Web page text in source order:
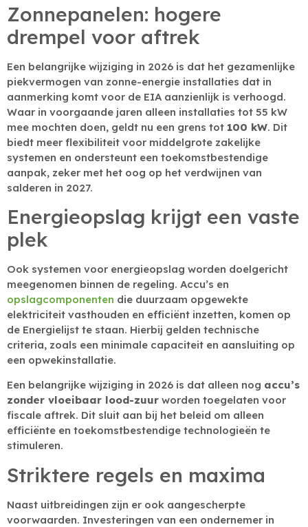
Zonnepanelen: hogere
drempel voor aftrek
Een belangrijke wijziging in 2026 is dat het gezamenlijke
piekvermogen van zonne-energie installaties dat in
aanmerking komt voor de EIA aanzienlijk is verhoogd.
Waar in voorgaande jaren alleen installaties tot 55 kW
mee mochten doen, geldt nu een grens tot 100 kW. Dit
biedt meer flexibiliteit voor middelgrote zakelijke
systemen en ondersteunt een toekomstbestendige
aanpak, zeker met het oog op het verdwijnen van
salderen in 2027.
Energieopslag krijgt een vaste
plek
Ook systemen voor energieopslag worden doelgericht
meegenomen binnen de regeling. Accu’s en
opslagcomponenten die duurzaam opgewekte
elektriciteit vasthouden en efficiënt inzetten, komen op
de Energielijst te staan. Hierbij gelden technische
criteria, zoals een minimale capaciteit en aansluiting op
een opwekinstallatie.
Een belangrijke wijziging in 2026 is dat alleen nog accu’s
zonder vloeibaar lood-zuur worden toegelaten voor
fiscale aftrek. Dit sluit aan bij het beleid om alleen
efficiënte en toekomstbestendige technologieën te
stimuleren.
Striktere regels en maxima
Naast uitbreidingen zijn er ook aangescherpte
voorwaarden. Investeringen van een ondernemer in